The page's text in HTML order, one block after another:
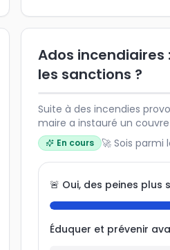
Ados
les sanctions ?
Suite à des incendies
maire a instauré un
Faut-il aller plus loin ou
prévenir ces actes et
En cours 🚀 Sois parmi
🚨 Oui, des peines plus
Éduquer et prévenir